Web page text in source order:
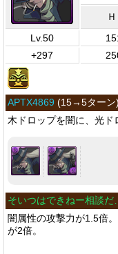
Lv.50
+297
APTX4869 (15→5ターン)
木ドロップを闇に、光ド
そいつはできねー相談だ…
闇属性の攻撃力が1.5倍
が2倍。